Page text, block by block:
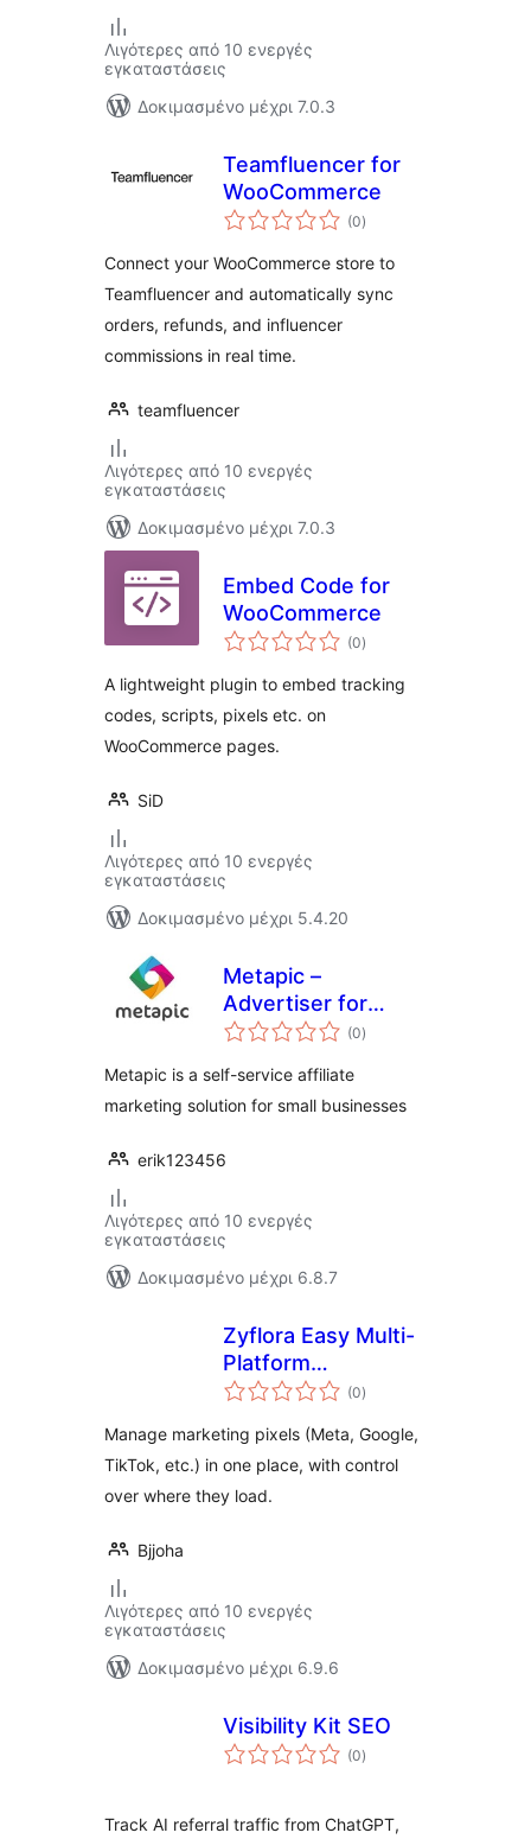
Λιγότερες από 10 ενεργές
εγκαταστάσεις
Δοκιμασμένο μέχρι 7.0.3
Teamfluencer for
WooCommerce
(0αξιολογήσεις
σύνολο
)
Connect your WooCommerce store to
Teamfluencer and automatically sync
orders, refunds, and influencer
commissions in real time.
teamfluencer
Λιγότερες από 10 ενεργές
εγκαταστάσεις
Δοκιμασμένο μέχρι 7.0.3
Embed Code for
WooCommerce
(0αξιολογήσεις
σύνολο
)
A lightweight plugin to embed tracking
codes, scripts, pixels etc. on
WooCommerce pages.
SiD
Λιγότερες από 10 ενεργές
εγκαταστάσεις
Δοκιμασμένο μέχρι 5.4.20
Metapic –
Advertiser for
WooCommerce
(0αξιολογήσεις
σύνολο
)
Metapic is a self-service affiliate
marketing solution for small businesses
erik123456
Λιγότερες από 10 ενεργές
εγκαταστάσεις
Δοκιμασμένο μέχρι 6.8.7
Zyflora Easy Multi-
Platform
Retargeting (0αξιολογήσεις
σύνολο
)
Manage marketing pixels (Meta, Google,
TikTok, etc.) in one place, with control
over where they load.
Bjjoha
Λιγότερες από 10 ενεργές
εγκαταστάσεις
Δοκιμασμένο μέχρι 6.9.6
Visibility Kit SEO
(0αξιολογήσεις
σύνολο
)
Track AI referral traffic from ChatGPT,